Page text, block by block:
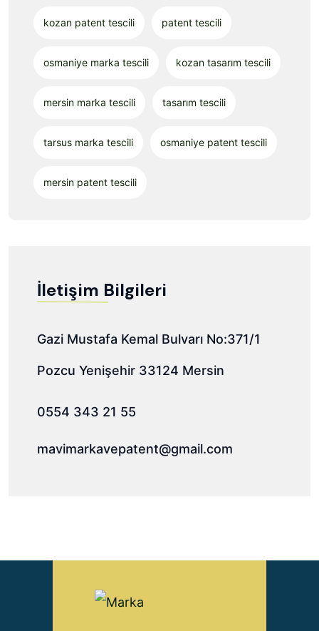
kozan patent tescili patent tescili
osmaniye marka tescili kozan tasarım tescili
mersin marka tescili tasarım tescili
tarsus marka tescili osmaniye patent tescili
mersin patent tescili
İletişim Bilgileri
Gazi Mustafa Kemal Bulvarı No:371/1
Pozcu Yenişehir 33124 Mersin
0554 343 21 55
mavimarkavepatent@gmail.com